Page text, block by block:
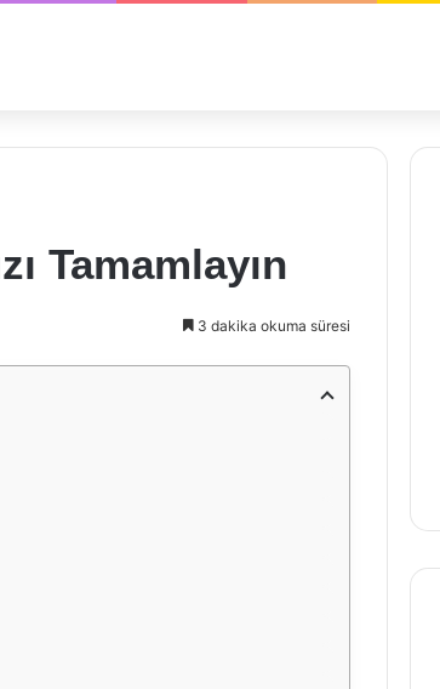
Tamamlayın
3 dakika okuma süresi